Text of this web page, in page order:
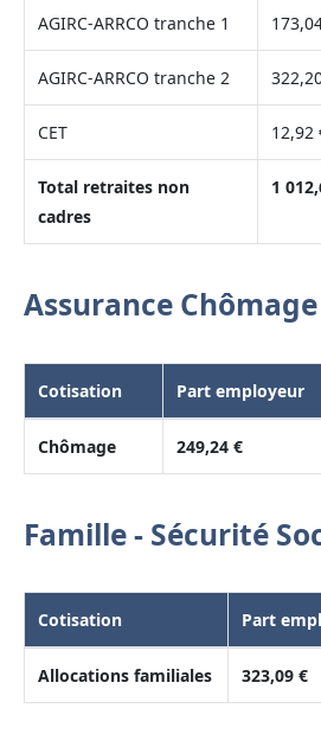
AGIRC-ARRCO tranche 1
AGIRC-ARRCO tranche 2
CET 12,92
Total retraites non
cadres
1
Assurance Chômage
Cotisation Part employeur
Chômage 249,24 €
Famille - Sécurité
Cotisation Part
Allocations familiales 323,09 €